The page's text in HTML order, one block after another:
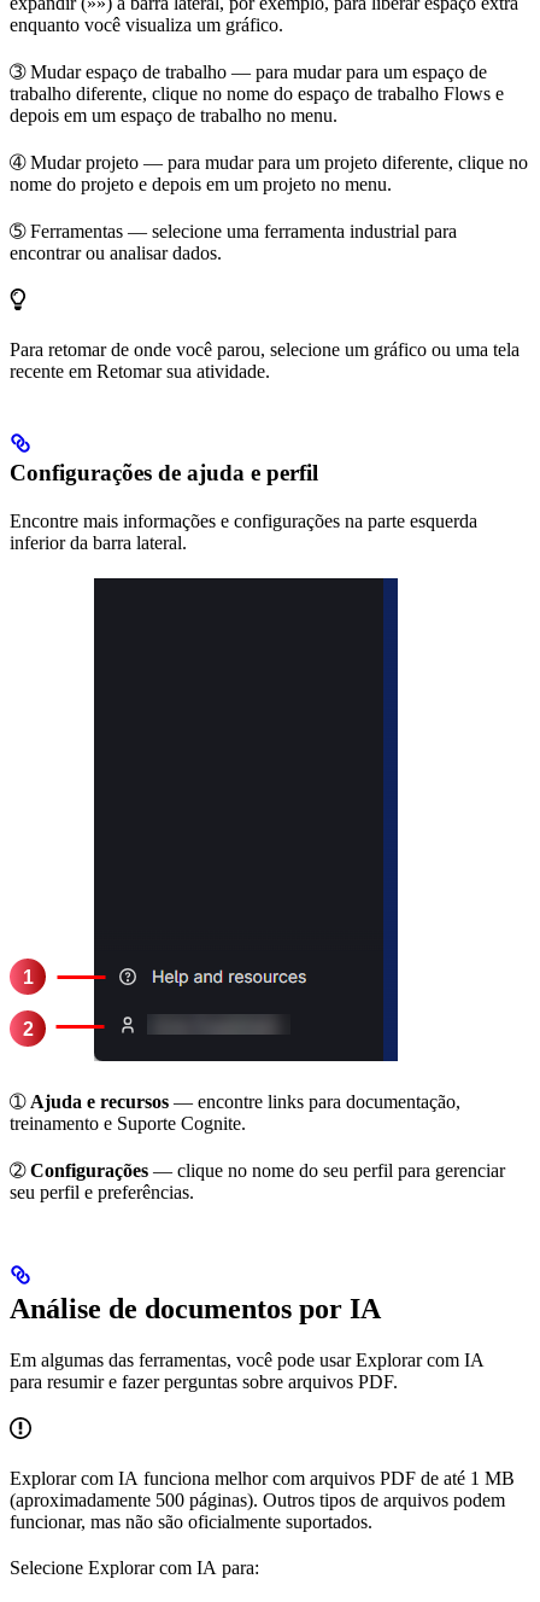
enquanto você visualiza um gráfico.
➂Mudar espaço de trabalho — para mudar para um espaço de
trabalho diferente, clique no nome do espaço de trabalho Flows e
depois em um espaço de trabalho no menu.
➃Mudar projeto — para mudar para um projeto diferente, clique no
nome do projeto e depois em um projeto no menu.
➄Ferramentas — selecione uma ferramenta industrial para
encontrarou analisardados.
Para retomar de onde você parou, selecione um gráfico ou uma tela
recente em Retomar sua atividade.
Configurações de ajuda e perfil
Encontre mais informações e configurações na parte esquerda
inferior da barra lateral.
➀ Ajuda e recursos — encontre links para documentação,
treinamento e Suporte Cognite.
➁Configurações — clique no nome do seu perfil para gerenciar
seu perfil e preferências.
Análise de documentos por IA
Em algumas das ferramentas, você pode usarExplorar com IA
para resumir e fazer perguntas sobre arquivos PDF.
Explorar com IA funciona melhor com arquivos PDF de até 1 MB
(aproximadamente 500 páginas). Outros tipos de arquivos podem
funcionar, mas não são oficialmente suportados.
Selecione Explorar com IA para: